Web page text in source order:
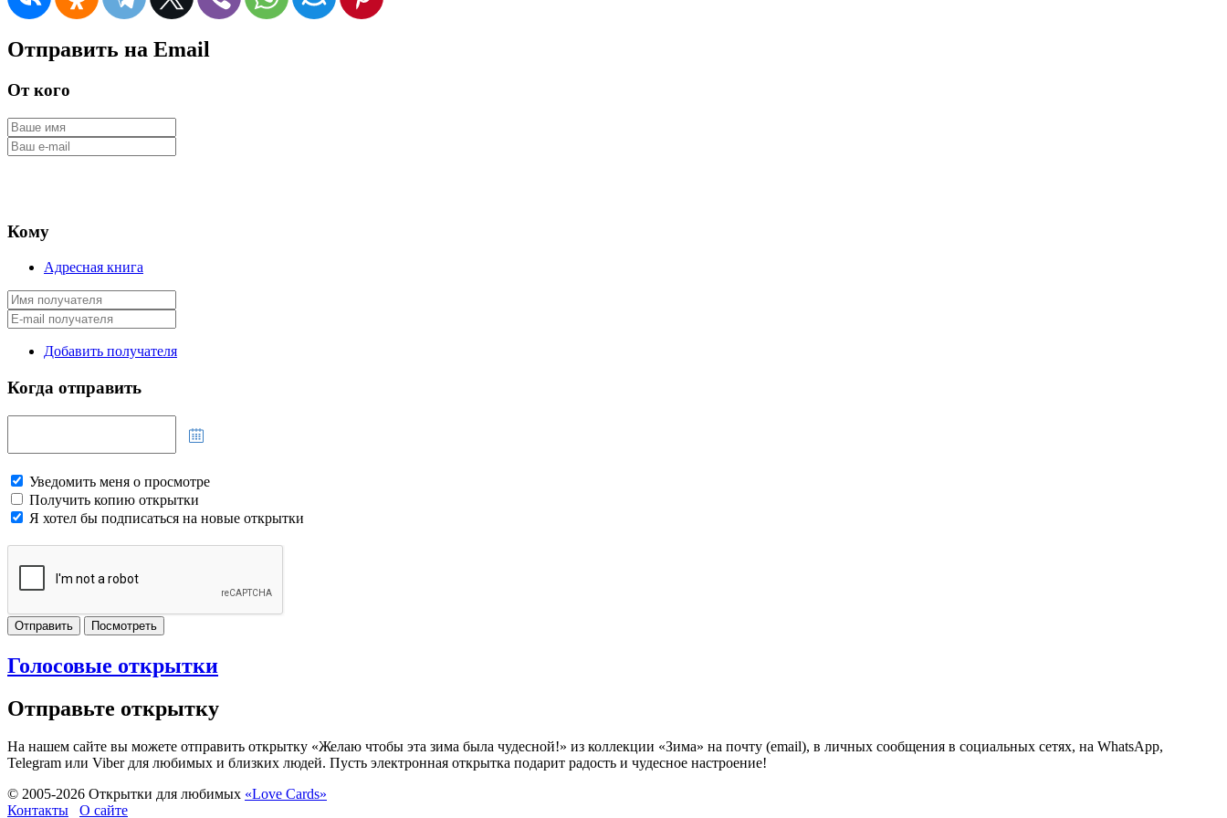
Отправить на Email
От кого
Кому
Адресная книга
Добавить получателя
Когда отправить
Уведомить меня о просмотре
Получить копию открытки
Я хотел бы подписаться на новые открытки
Отправить Посмотреть
Голосовые открытки
Отправьте открытку
На нашем сайте вы можете отправить открытку «Желаю чтобы эта зима была чудесной!» из коллекции «Зима» на почту (email), в личных сообщения в социальных сетях, на WhatsApp,
Telegram или Viber для любимых и близких людей. Пусть электронная открытка подарит радость и чудесное настроение!
© 2005-2026 Открытки для любимых «Love Cards»
Контакты
О сайте